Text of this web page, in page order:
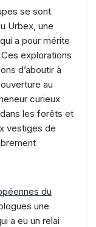
se sont
Urbex, une
a pour mérite
explorations
d’aboutir à
au
curieux
les forêts et
vestiges de
du
une
a eu un relai